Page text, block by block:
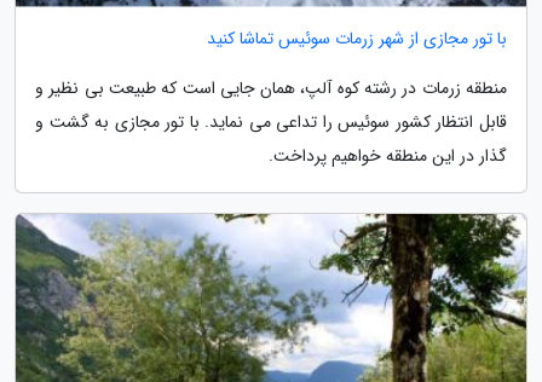
با تور مجازی از شهر زرمات سوئیس تماشا کنید
منطقه زرمات در رشته کوه آلپ، همان جایی است که طبیعت بی نظیر و
قابل انتظار کشور سوئیس را تداعی می نماید. با تور مجازی به گشت و
گذار در این منطقه خواهیم پرداخت.